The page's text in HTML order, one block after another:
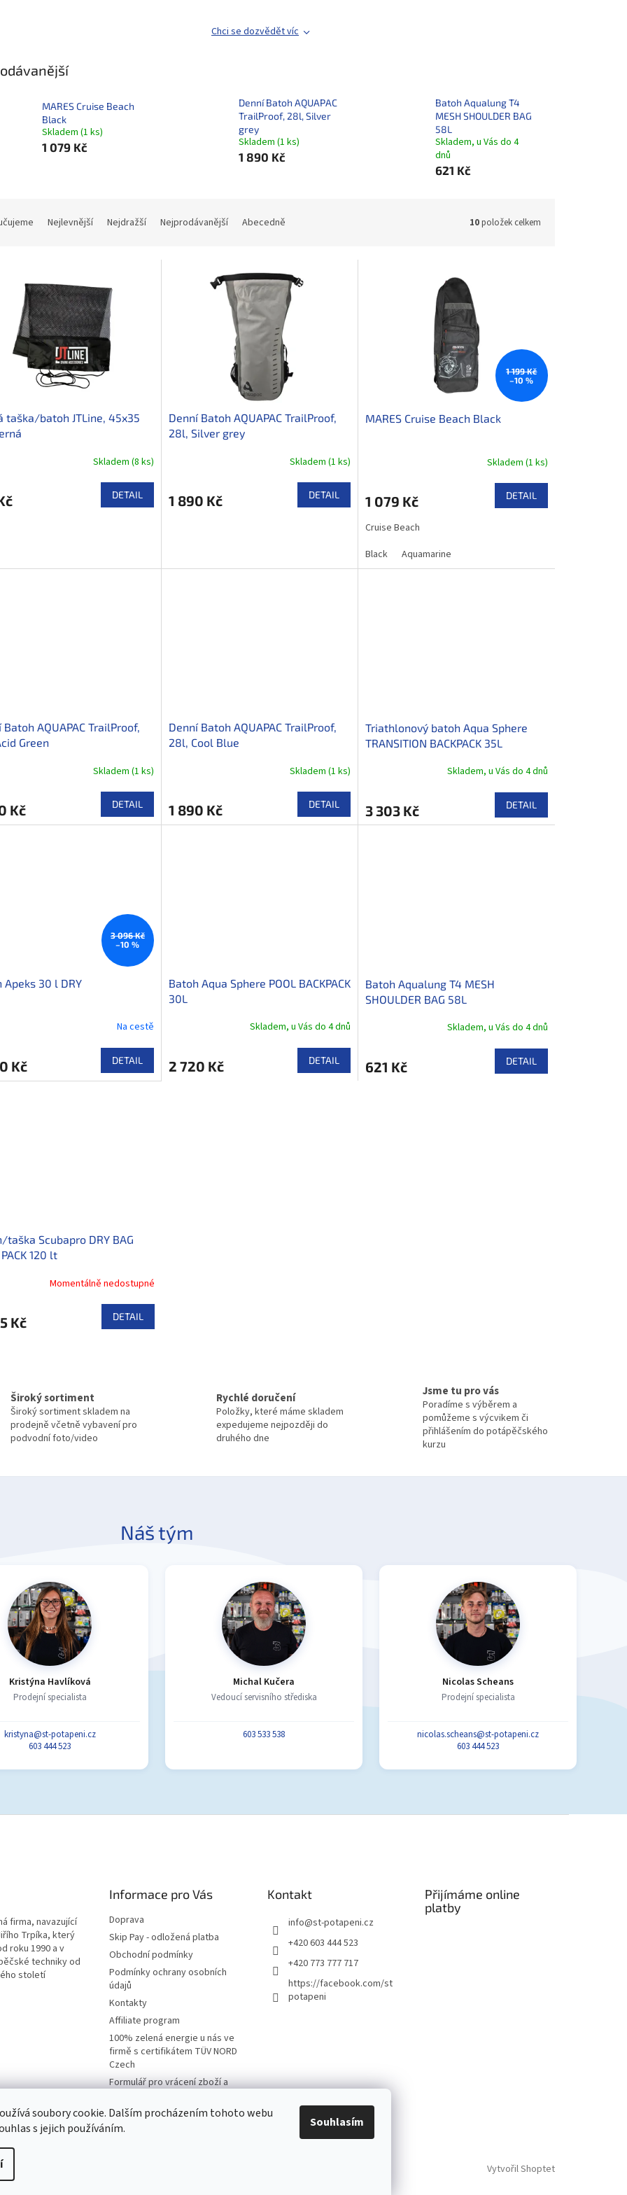
soubory cookie. Dalším procházením tohoto webu
s jejich používáním.
Souhlasím
Chci se dozvědět víc
MARES Cruise Beach
Black
Skladem (1 ks)
1 079 Kč
Denní Batoh AQUAPAC
TrailProof, 28l, Silver
grey
Skladem (1 ks)
1 890 Kč
Batoh Aqualung T4
MESH SHOULDER BAG
58L
Skladem, u Vás do 4
dnů
621 Kč
Nejlevnější Nejdražší Nejprodávanější Abecedně 10položek celkem
taška/batoh JTLine, 45x35
Skladem (8 ks)
DETAIL
Denní Batoh AQUAPAC TrailProof,
28l, Silver grey
Skladem (1 ks)
1 890 Kč DETAIL
1 199 Kč
–10 %
MARES Cruise Beach Black
Skladem (1 ks)
1 079 Kč DETAIL
Cruise Beach
Black
Aquamarine
Batoh AQUAPAC TrailProof,
Green
Skladem (1 ks)
Kč DETAIL
Denní Batoh AQUAPAC TrailProof,
28l, Cool Blue
Skladem (1 ks)
1 890 Kč DETAIL
Triathlonový batoh Aqua Sphere
TRANSITION BACKPACK 35L
Skladem, u Vás do 4 dnů
3 303 Kč DETAIL
3 096 Kč
–10 %
Apeks 30 l DRY
Na cestě
Kč DETAIL
Batoh Aqua Sphere POOL BACKPACK
30L
Skladem, u Vás do 4 dnů
2 720 Kč DETAIL
Batoh Aqualung T4 MESH
SHOULDER BAG 58L
Skladem, u Vás do 4 dnů
621 Kč DETAIL
taška Scubapro DRY BAG
PACK 120 lt
Momentálně nedostupné
Kč DETAIL
á
d
a
c
r
s
u
Široký sortiment
Široký sortiment skladem na
prodejně včetně vybavení pro
podvodní foto/video
Rychlé doručení
Položky, které máme skladem
expedujeme nejpozději do
druhého dne
Jsme tu pro vás
Poradíme s výběrem a
pomůžeme s výcvikem či
přihlášením do potápěčského
kurzu
Náš tým
Kristýna Havlíková
Prodejní specialista
kristyna@st-potapeni.cz
603 444 523
Michal Kučera
Vedoucí servisního střediska
603 533 538
Nicolas Scheans
Prodejní specialista
nicolas.scheans@st-potapeni.cz
603 444 523
firma, navazující
Trpíka, který
roku 1990 a v
techniky od
století
Informace pro Vás
Doprava
Skip Pay - odložená platba
Obchodní podmínky
Podmínky ochrany osobních
údajů
Kontakty
Affiliate program
100% zelená energie u nás ve
firmě s certifikátem TÜV NORD
Czech
Formulář pro vrácení zboží a
Moje objednávka
Kontakt
info@st-potapeni.cz
+420 603 444 523
+420 773 777 717
https://facebook.com/st
potapeni
Přijímáme online
platby
Vytvořil Shoptet